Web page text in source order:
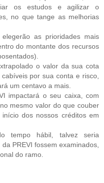
os estudos e agilizar o
no que tange as melhorias
as prioridades mais
do montante dos recursos
o valor da sua cota
por sua conta e risco,
um centavo a mais.
impactará o seu caixa, com
mesmo valor do que couber
dos nossos créditos em
tempo hábil, talvez seria
PREVI fossem examinados,
do ramo.